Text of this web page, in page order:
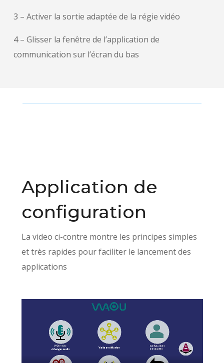
3 – Activer la sortie adaptée de la régie vidéo
4 – Glisser la fenêtre de l’application de
communication sur l’écran du bas
Application de
configuration
La video ci-contre montre les principes simples
et très rapides pour faciliter le lancement des
applications